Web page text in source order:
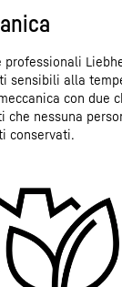
sensibili alla
con due
che nessuna
conservati.